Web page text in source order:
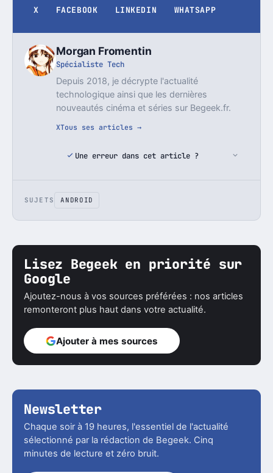
X FACEBOOK LINKEDIN WHATSAPP
Morgan Fromentin
Spécialiste Tech
Depuis 2018, je décrypte l'actualité
technologique ainsi que les dernières
nouveautés cinéma et séries sur Begeek.fr.
XTous ses articles →
Une erreur dans cet article ?
SUJETS ANDROID
Lisez Begeek en priorité sur
Google
Ajoutez-nous à vos sources préférées : nos articles
remonteront plus haut dans votre actualité.
Ajouter à mes sources
Newsletter
Chaque soir à 19 heures, l'essentiel de l'actualité
sélectionné par la rédaction de Begeek. Cinq
minutes de lecture et zéro bruit.